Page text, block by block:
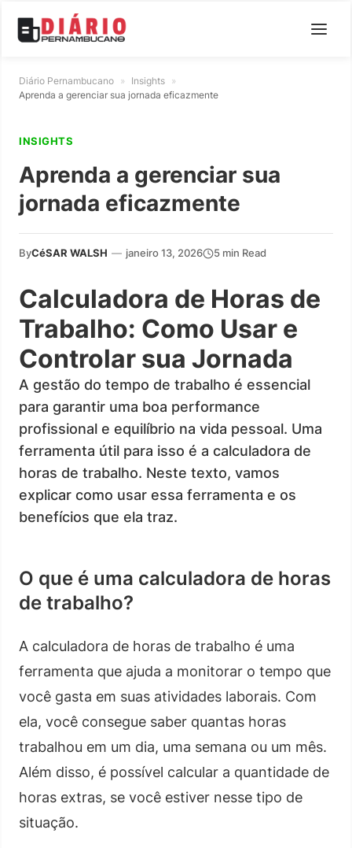
Diário Pernambucano » Insights »
Aprenda a gerenciar sua jornada eficazmente
INSIGHTS
Aprenda a gerenciar sua
jornada eficazmente
ByCéSAR WALSH — janeiro 13, 2026 5 min Read
Calculadora de Horas de
Trabalho: Como Usar e
Controlar sua Jornada
A gestão do tempo de trabalho é essencial
para garantir uma boa performance
profissional e equilíbrio na vida pessoal. Uma
ferramenta útil para isso é a calculadora de
horas de trabalho. Neste texto, vamos
explicar como usar essa ferramenta e os
benefícios que ela traz.
O que é uma calculadora de horas
de trabalho?
A calculadora de horas de trabalho é uma
ferramenta que ajuda a monitorar o tempo que
você gasta em suas atividades laborais. Com
ela, você consegue saber quantas horas
trabalhou em um dia, uma semana ou um mês.
Além disso, é possível calcular a quantidade de
horas extras, se você estiver nesse tipo de
situação.